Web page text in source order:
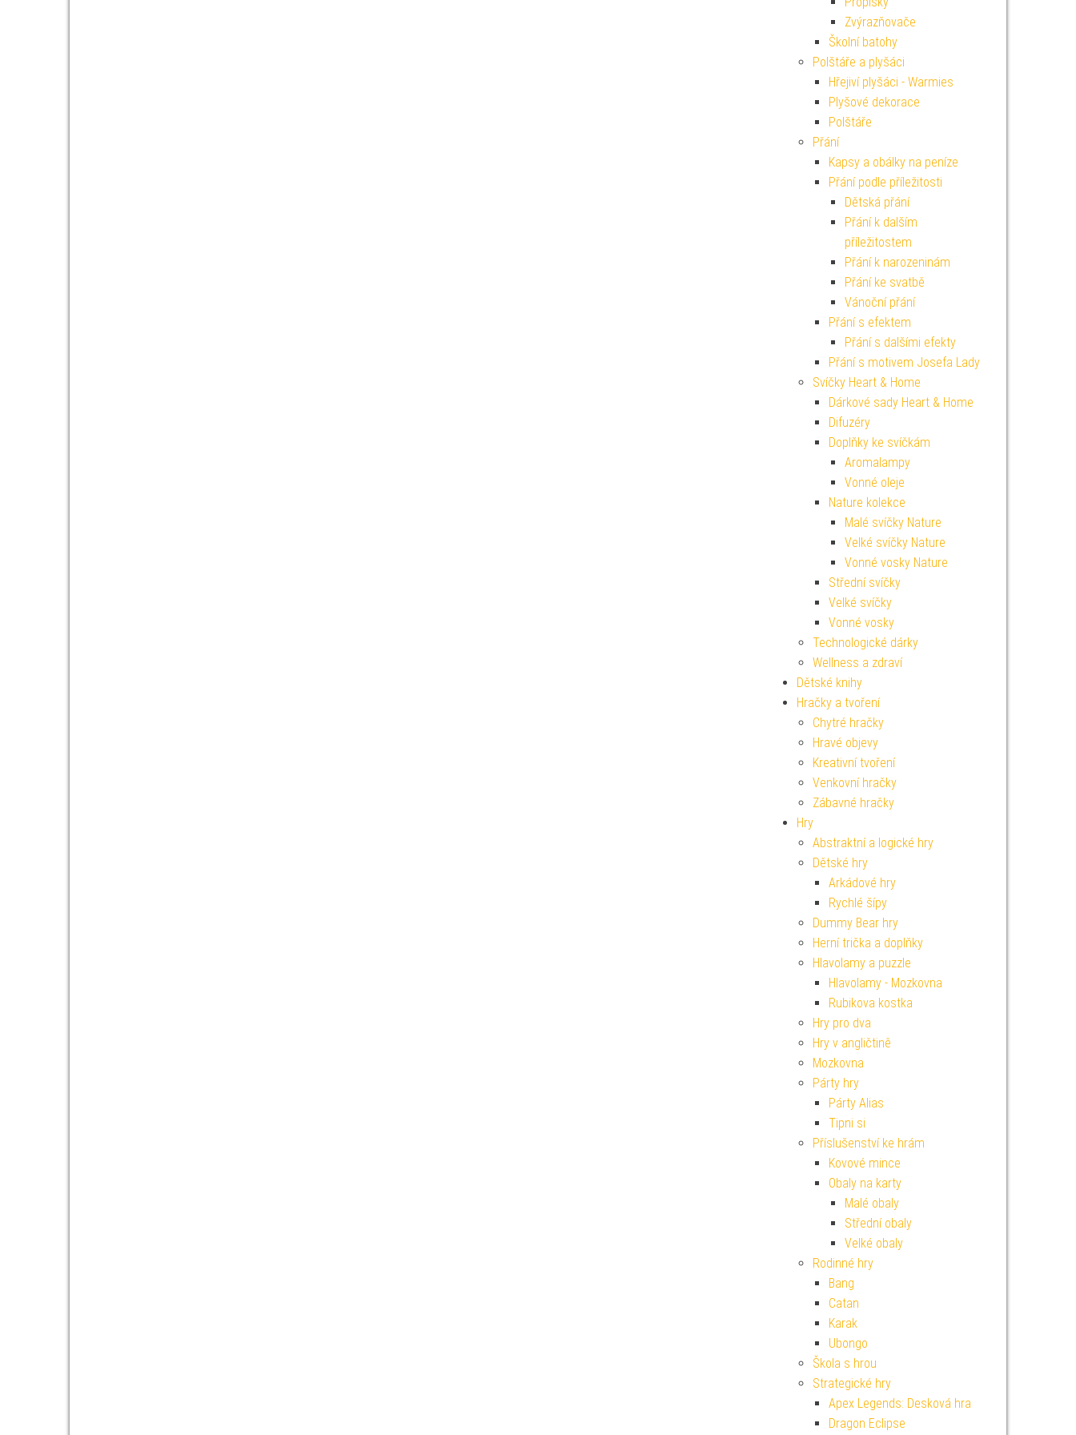
Zvýrazňovače
Školní batohy
Polštáře a plyšáci
Hřejiví plyšáci - Warmies
Plyšové dekorace
Polštáře
Přání
Kapsy a obálky na peníze
Přání podle příležitosti
Dětská přání
Přání k dalším
příležitostem
Přání k narozeninám
Přání ke svatbě
Vánoční přání
Přání s efektem
Přání s dalšími efekty
Přání s motivem Josefa Lady
Svíčky Heart & Home
Dárkové sady Heart & Home
Difuzéry
Doplňky ke svíčkám
Aromalampy
Vonné oleje
Nature kolekce
Malé svíčky Nature
Velké svíčky Nature
Vonné vosky Nature
Střední svíčky
Velké svíčky
Vonné vosky
Technologické dárky
Wellness a zdraví
Dětské knihy
Hračky a tvoření
Chytré hračky
Hravé objevy
Kreativní tvoření
Venkovní hračky
Zábavné hračky
Hry
Abstraktní a logické hry
Dětské hry
Arkádové hry
Rychlé šípy
Dummy Bear hry
Herní trička a doplňky
Hlavolamy a puzzle
Hlavolamy - Mozkovna
Rubikova kostka
Hry pro dva
Hry v angličtině
Mozkovna
Párty hry
Párty Alias
Tipni si
Příslušenství ke hrám
Kovové mince
Obaly na karty
Malé obaly
Střední obaly
Velké obaly
Rodinné hry
Bang
Catan
Karak
Ubongo
Škola s hrou
Strategické hry
Apex Legends: Desková hra
Dragon Eclipse